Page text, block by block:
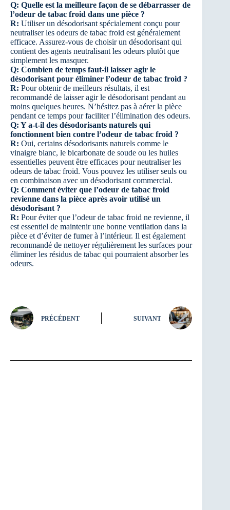
Q: Quelle est la meilleure façon de se débarrasser de
l’odeur de tabac froid dans une pièce ?
R: Utiliser un désodorisant spécialement conçu pour
neutraliser les odeurs de tabac froid est généralement
efficace. Assurez-vous de choisir un désodorisant qui
contient des agents neutralisant les odeurs plutôt que
simplement les masquer.
Q: Combien de temps faut-il laisser agir le
désodorisant pour éliminer l’odeur de tabac froid ?
R: Pour obtenir de meilleurs résultats, il est
recommandé de laisser agir le désodorisant pendant au
moins quelques heures. N’hésitez pas à aérer la pièce
pendant ce temps pour faciliter l’élimination des odeurs.
Q: Y a-t-il des désodorisants naturels qui
fonctionnent bien contre l’odeur de tabac froid ?
R: Oui, certains désodorisants naturels comme le
vinaigre blanc, le bicarbonate de soude ou les huiles
essentielles peuvent être efficaces pour neutraliser les
odeurs de tabac froid. Vous pouvez les utiliser seuls ou
en combinaison avec un désodorisant commercial.
Q: Comment éviter que l’odeur de tabac froid
revienne dans la pièce après avoir utilisé un
désodorisant ?
R: Pour éviter que l’odeur de tabac froid ne revienne, il
est essentiel de maintenir une bonne ventilation dans la
pièce et d’éviter de fumer à l’intérieur. Il est également
recommandé de nettoyer régulièrement les surfaces pour
éliminer les résidus de tabac qui pourraient absorber les
odeurs.
PRÉCÉDENT SUIVANT